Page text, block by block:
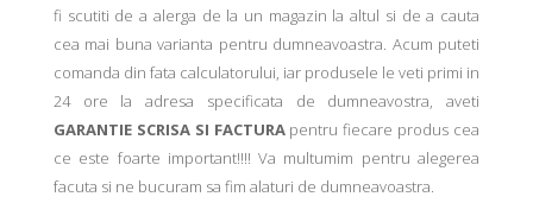
fi scutiti de a alerga de la un magazin la altul si de a cauta
cea mai buna varianta pentru dumneavoastra. Acum puteti
comanda din fata calculatorului, iar produsele le veti primi in
24 ore la adresa specificata de dumneavostra, aveti
GARANTIE SCRISA SI FACTURApentru fiecare produs cea
ce este foarte important!!!! Va multumim pentru alegerea
facuta si ne bucuram sa fim alaturi de dumneavoastra.